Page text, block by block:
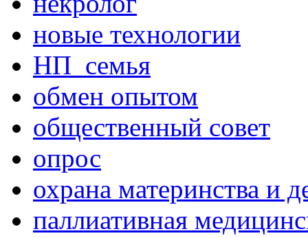
новые технологии
НП_семья
обмен опытом
общественный совет
опрос
охрана материнства и
паллиативная